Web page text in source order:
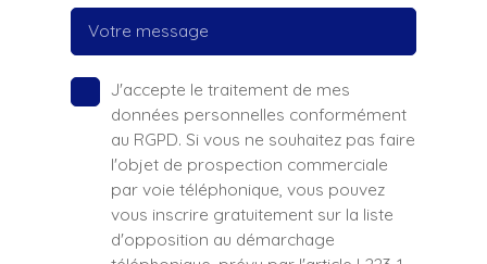
Votre message
J'accepte le traitement de mes
données personnelles conformément
au RGPD. Si vous ne souhaitez pas faire
l'objet de prospection commerciale
par voie téléphonique, vous pouvez
vous inscrire gratuitement sur la liste
d'opposition au démarchage